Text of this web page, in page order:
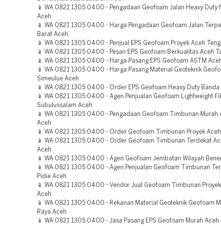
📱 WA 0821 1305 0400 - Pengadaan Geofoam Jalan Heavy Duty
Aceh
📱 WA 0821 1305 0400 - Harga Pengadaan Geofoam Jalan
Barat Aceh
📱 WA 0821 1305 0400 - Penjual EPS Geofoam Proyek Aceh
📱 WA 0821 1305 0400 - Pesan EPS Geofoam Berkualitas Aceh
📱 WA 0821 1305 0400 - Harga Pasang EPS Geofoam ASTM
📱 WA 0821 1305 0400 - Harga Pasang Material Geoteknik
Simeulue Aceh
📱 WA 0821 1305 0400 - Order EPS Geofoam Heavy Duty Banda
📱 WA 0821 1305 0400 - Agen Penjualan Geofoam Lightweight
Subulussalam Aceh
📱 WA 0821 1305 0400 - Pengadaan Geofoam Timbunan Murah
Aceh
📱 WA 0821 1305 0400 - Order Geofoam Timbunan Proyek
📱 WA 0821 1305 0400 - Order Geofoam Timbunan Terdekat
Aceh
📱 WA 0821 1305 0400 - Agen Geofoam Jembatan Wilayah
📱 WA 0821 1305 0400 - Agen Penjualan Geofoam Timbunan
Pidie Aceh
📱 WA 0821 1305 0400 - Vendor Jual Geofoam Timbunan
Aceh
📱 WA 0821 1305 0400 - Rekanan Material Geoteknik Geofoam
Raya Aceh
📱 WA 0821 1305 0400 - Jasa Pasang EPS Geofoam Murah Aceh